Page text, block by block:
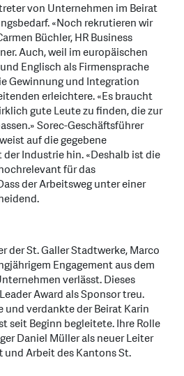
von Unternehmen im Beirat
«Noch rekrutieren wir
Büchler, HR Business
Auch, weil im europäischen
Englisch als Firmensprache
Gewinnung und Integration
erleichtere. «Es braucht
gute Leute zu finden, die zur
Sorec-Geschäftsführer
auf die gegebene
Industrie hin. «Deshalb ist die
für das
der Arbeitsweg unter einer
der St. Galler Stadtwerke, Marco
Engagement aus dem
verlässt. Dieses
Award als Sponsor treu.
und verdankte der Beirat Karin
seit Beginn begleitete. Ihre Rolle
Daniel Müller als neuer Leiter
und Arbeit des Kantons St.